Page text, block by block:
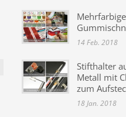
Mehrfarbige
14 Feb. 2018
Stifthalter
Metall mit
zum
18 Jan. 2018